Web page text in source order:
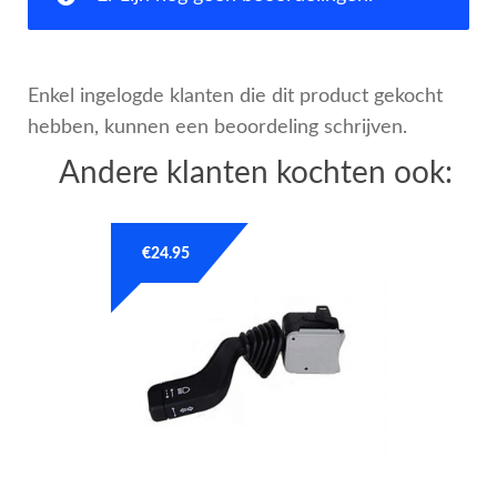
Enkel ingelogde klanten die dit product gekocht
hebben, kunnen een beoordeling schrijven.
Andere klanten kochten ook:
€24.95